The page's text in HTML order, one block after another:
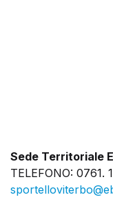
Sede Territoriale
TELEFONO: 0761.